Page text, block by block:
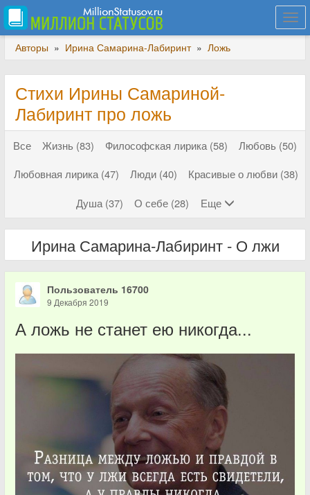
Авторы » Ирина Самарина-Лабиринт » Ложь
Стихи Ирины Самариной-
Лабиринт про ложь
Все Жизнь (83) Философская лирика (58)
Любовь (50)
Любовная лирика (47)
Люди (40)
Красивые о любви (38)
Душа (37)
О себе (28) Еще
Ирина Самарина-Лабиринт - О лжи
Пользователь 16700
9 Декабря 2019
А ложь не станет ею никогда...